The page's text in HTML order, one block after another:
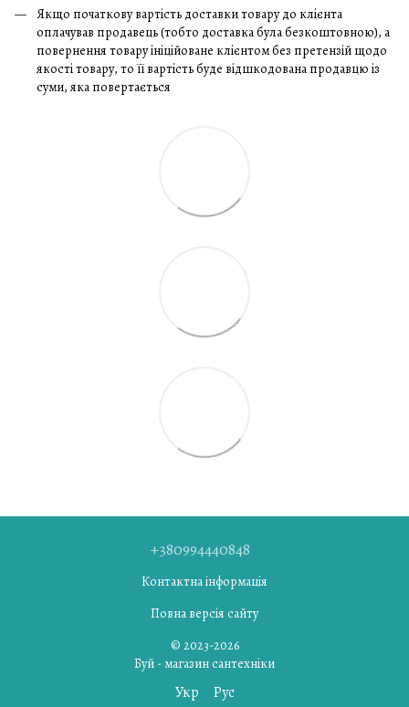
Якщо початкову вартість доставки товару до клієнта
оплачував продавець (тобто доставка була безкоштовною), а
повернення товару ініційоване клієнтом без претензій щодо
якості товару, то її вартість буде відшкодована продавцю із
суми, яка повертається
+380994440848
Контактна інформація
Повна версія сайту
© 2023-2026
Буй - магазин сантехніки
Укр Рус